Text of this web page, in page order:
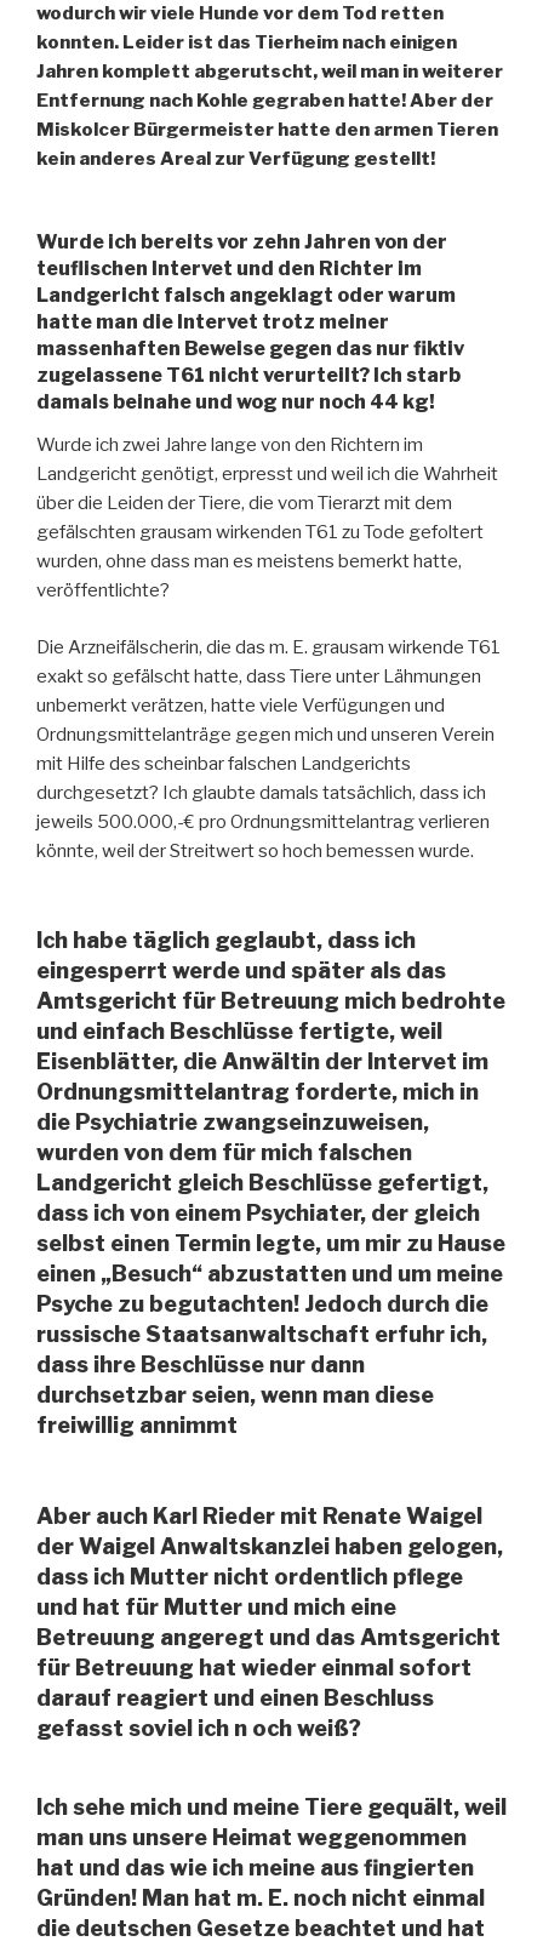
wodurch wir viele Hunde vor dem Tod retten
konnten. Leider ist das Tierheim nach einigen
Jahren komplett abgerutscht, weil man in weiterer
Entfernung nach Kohle gegraben hatte! Aber der
Miskolcer Bürgermeister hatte den armen Tieren
kein anderes Areal zur Verfügung gestellt!
Wurde ich bereits vor zehn Jahren von der
teuflischen Intervet und den Richter im
Landgericht falsch angeklagt oder warum
hatte man die Intervet trotz meiner
massenhaften Beweise gegen das nur fiktiv
zugelassene T61 nicht verurteilt? Ich starb
damals beinahe und wog nur noch 44 kg!
Wurde ich zwei Jahre lange von den Richtern im
Landgericht genötigt, erpresst und weil ich die Wahrheit
über die Leiden der Tiere, die vom Tierarzt mit dem
gefälschten grausam wirkenden T61 zu Tode gefoltert
wurden, ohne dass man es meistens bemerkt hatte,
veröffentlichte?
Die Arzneifälscherin, die das m. E. grausam wirkende T61
exakt so gefälscht hatte, dass Tiere unter Lähmungen
unbemerkt verätzen, hatte viele Verfügungen und
Ordnungsmittelanträge gegen mich und unseren Verein
mit Hilfe des scheinbar falschen Landgerichts
durchgesetzt? Ich glaubte damals tatsächlich, dass ich
jeweils 500.000,-€ pro Ordnungsmittelantrag verlieren
könnte, weil der Streitwert so hoch bemessen wurde.
Ich habe täglich geglaubt, dass ich
eingesperrt werde und später als das
Amtsgericht für Betreuung mich bedrohte
und einfach Beschlüsse fertigte, weil
Eisenblätter, die Anwältin der Intervet im
Ordnungsmittelantrag forderte, mich in
die Psychiatrie zwangseinzuweisen,
wurden von dem für mich falschen
Landgericht gleich Beschlüsse gefertigt,
dass ich von einem Psychiater, der gleich
selbst einen Termin legte, um mir zu Hause
einen „Besuch“ abzustatten und um meine
Psyche zu begutachten! Jedoch durch die
russische Staatsanwaltschaft erfuhr ich,
dass ihre Beschlüsse nur dann
durchsetzbar seien, wenn man diese
freiwillig annimmt
Aber auch Karl Rieder mit Renate Waigel
der Waigel Anwaltskanzlei haben gelogen,
dass ich Mutter nicht ordentlich pflege
und hat für Mutter und mich eine
Betreuung angeregt und das Amtsgericht
für Betreuung hat wieder einmal sofort
darauf reagiert und einen Beschluss
gefasst soviel ich n och weiß?
Ich sehe mich und meine Tiere gequält, weil
man uns unsere Heimat weggenommen
hat und das wie ich meine aus fingierten
Gründen! Man hat m. E. noch nicht einmal
die deutschen Gesetze beachtet und hat